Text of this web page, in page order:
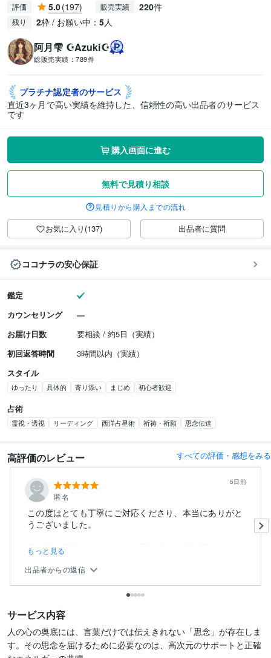
評価 5.0(197) 販売実績 220件
残り 2枠 / お願い中： 5人
阿月雫 ☪︎Azuki☪︎
総販売実績： 789件
プラチナ認定者のサービス
直近3ヶ月で高い実績を維持した、信頼性の高い出品者のサービス
です
購入画面に進む
無料で見積り相談
見積りから購入までの流れ
お気に入り(137) 出品者に質問
ココナラの安心保証
鑑定
カウンセリング
お届け日数
要相談 / 約5日（実績）
初回返答時間
3時間以内（実績）
スタイル
ゆったり 具体的 寄り添い まじめ 初心者歓迎
占術
霊視・透視 リーディング 西洋占星術 祈祷・祈願 思念伝達
高評価のレビュー すべての評価・感想をみる
匿名
5日前
この度はとても丁寧にご対応くださり、本当にありがと
うございました。
私の話を最後までしっかりと受け止め、寄り添いなが
ら...
もっと見る
出品者からの返信
サービス内容
人の心の奥底には、言葉だけでは伝えきれない「思念」が存在しま
す。その思念を届けるために必要なのは、高次元のサポートと正確